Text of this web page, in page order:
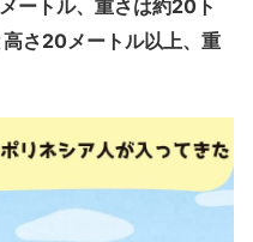
ートル、重さは約20ト
さ20メートル以上、重